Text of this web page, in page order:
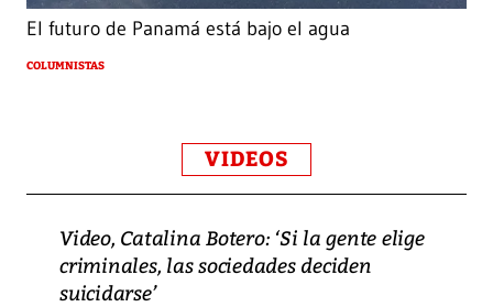
El futuro de Panamá está bajo el agua
COLUMNISTAS
VIDEOS
Video, Catalina Botero: ‘Si la gente elige
criminales, las sociedades deciden
suicidarse’